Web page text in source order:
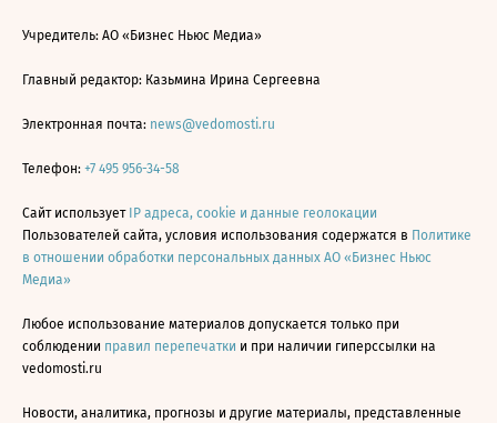
Учредитель: АО «Бизнес Ньюс Медиа»
Главный редактор: Казьмина Ирина Сергеевна
Электронная почта: news@vedomosti.ru
Телефон: +7 495 956-34-58
Сайт использует IP адреса, cookie и данные геолокации
Пользователей сайта, условия использования содержатся в Политике
в отношении обработки персональных данных АО «Бизнес Ньюс
Медиа»
Любое использование материалов допускается только при
соблюдении правил перепечатки и при наличии гиперссылки на
vedomosti.ru
Новости, аналитика, прогнозы и другие материалы, представленные